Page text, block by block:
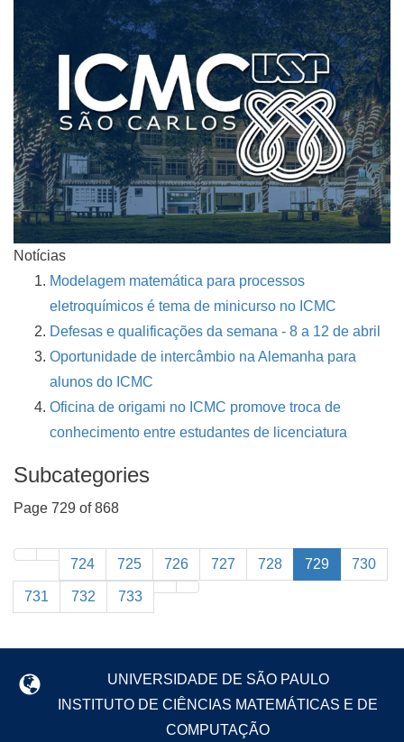
Notícias
Modelagem matemática para processos
eletroquímicos é tema de minicurso no ICMC
Defesas e qualificações da semana - 8 a 12 de abril
Oportunidade de intercâmbio na Alemanha para
alunos do ICMC
Oficina de origami no ICMC promove troca de
conhecimento entre estudantes de licenciatura
Subcategories
Page 729 of 868
724 725 726 727 728 729 730
731 732 733
UNIVERSIDADE DE SÃO PAULO
INSTITUTO DE CIÊNCIAS MATEMÁTICAS E DE
COMPUTAÇÃO